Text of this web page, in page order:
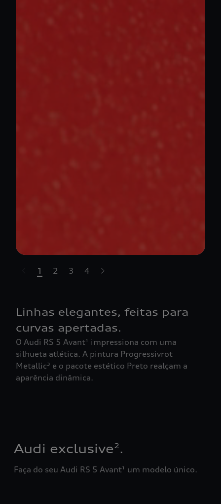
highlights.skipLinkText__
1 2 3 4
Linhas elegantes, feitas para
curvas apertadas.
O Audi RS 5 Avant¹ impressiona com uma
silhueta atlética. A pintura Progressivrot
Metallic³ e o pacote estético Preto realçam a
aparência dinâmica.
Audi exclusive2.
Faça do seu Audi RS 5 Avant¹ um modelo único.